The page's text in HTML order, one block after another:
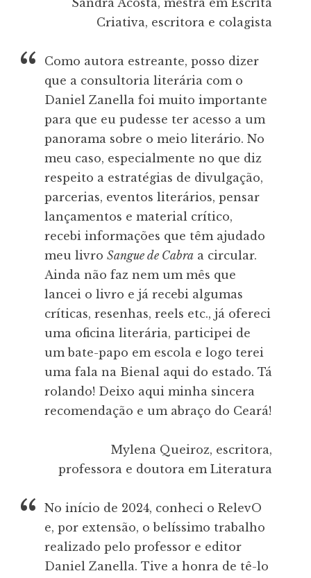
Sandra Acosta, mestra em Escrita
Criativa, escritora e colagista
Como autora estreante, posso dizer
que a consultoria literária com o
Daniel Zanella foi muito importante
para que eu pudesse ter acesso a um
panorama sobre o meio literário. No
meu caso, especialmente no que diz
respeito a estratégias de divulgação,
parcerias, eventos literários, pensar
lançamentos e material crítico,
recebi informações que têm ajudado
meu livro Sangue de Cabra a circular.
Ainda não faz nem um mês que
lancei o livro e já recebi algumas
críticas, resenhas, reels etc., já ofereci
uma oficina literária, participei de
um bate-papo em escola e logo terei
uma fala na Bienal aqui do estado. Tá
rolando! Deixo aqui minha sincera
recomendação e um abraço do Ceará!
Mylena Queiroz, escritora,
professora e doutora em Literatura
No início de 2024, conheci o RelevO
e, por extensão, o belíssimo trabalho
realizado pelo professor e editor
Daniel Zanella. Tive a honra de tê-lo